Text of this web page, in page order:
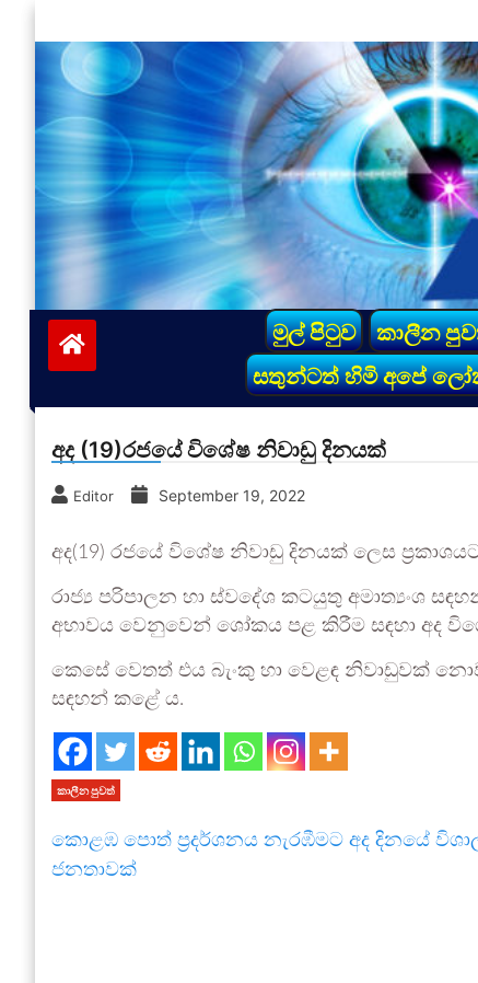
to
content
vinivida.lk
මුල් පිටුව කාලීන
සතුන්ටත් හිමි අපේ
අද (19)රජයේ විශේෂ නිවාඩු දිනයක්
Editor September 19, 2022
අද(19) රජයේ විශේෂ නිවාඩු දිනයක් ලෙස
රාජ්‍ය පරිපාලන හා ස්වදේශ කටයුතු අමාත්‍යංශ
අභාවය වෙනුවෙන් ශෝකය පළ කිරීම සඳහා අද
කෙසේ වෙතත් එය බැංකු හා වෙළඳ නිවාඩුවක්
සඳහන් කළේ ය.
කාලීන පුවත්
කොළඹ පොත් ප්‍රදර්ශනය නැරඹීමට අද දිනයේ
ජනතාවක්